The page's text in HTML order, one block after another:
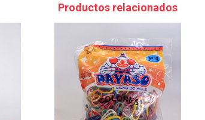
Productos relacionados